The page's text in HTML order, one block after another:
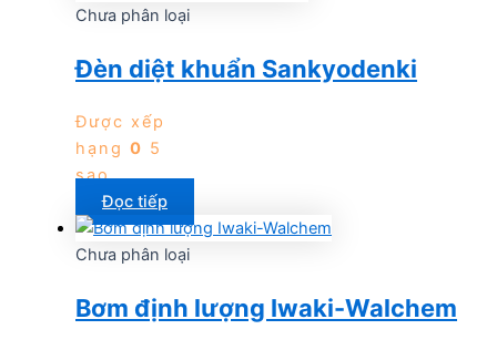
Chưa phân loại
Đèn diệt khuẩn Sankyodenki
Được xếp
hạng 0 5
sao
Đọc tiếp
Chưa phân loại
Bơm định lượng Iwaki-Walchem